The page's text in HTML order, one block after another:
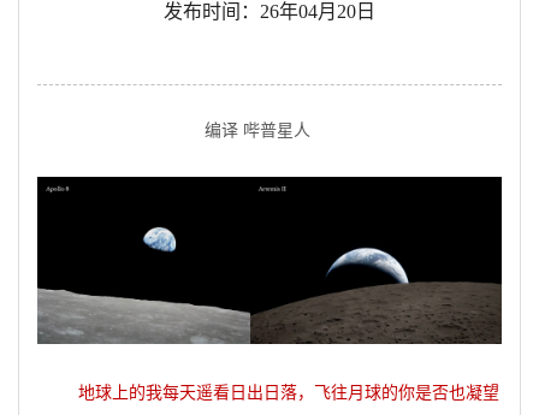
发布时间：26年04月20日
编译 哔普星人
地球上的我每天遥看日出日落，飞往月球的你是否也凝望